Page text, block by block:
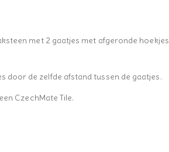
met 2 gaatjes met afgeronde hoekjes
door de zelfde afstand tussen de gaatjes.
CzechMate Tile.